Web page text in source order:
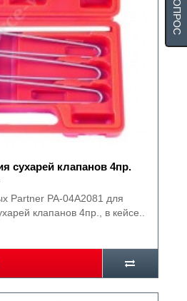
сухарей клапанов 4пр.
Partner PA-04A2081 для
клапанов 4пр., в кейсе..